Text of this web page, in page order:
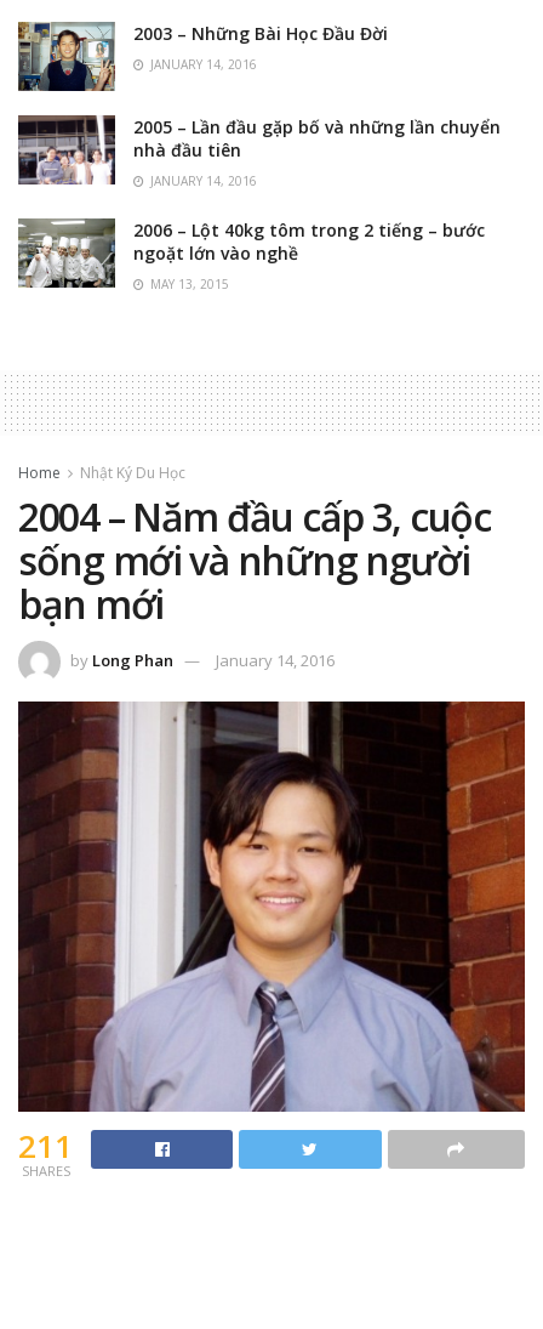
2003 – Những Bài Học Đầu Đời
JANUARY 14, 2016
2005 – Lần đầu gặp bố và những lần chuyển
nhà đầu tiên
JANUARY 14, 2016
2006 – Lột 40kg tôm trong 2 tiếng – bước
ngoặt lớn vào nghề
MAY 13, 2015
Home Nhật Ký Du Học
2004 – Năm đầu cấp 3, cuộc
sống mới và những người
bạn mới
by Long Phan January 14, 2016
211
SHARES